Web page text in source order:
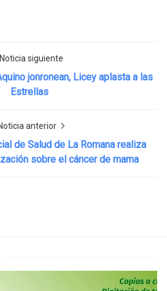
Noticia siguiente
jonronean, Licey aplasta a las
Estrellas
anterior
de Salud de La Romana realiza
sobre el cáncer de mama